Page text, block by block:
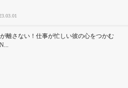
離さない！仕事が忙しい彼の心をつかむ